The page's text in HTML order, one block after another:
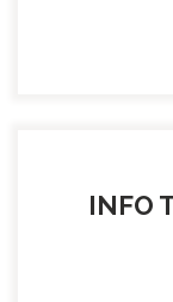
INFO